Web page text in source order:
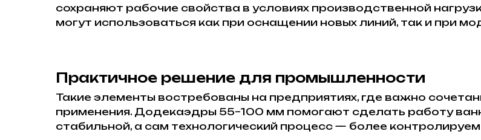
сохраняют рабочие свойства в условиях производственной
могут использоваться как при оснащении новых линий, так и при
Практичное решение для промышленности
Такие элементы востребованы на предприятиях, где важно
применения. Додекаэдры 55–100 мм помогают сделать работу
стабильной, а сам технологический процесс — более